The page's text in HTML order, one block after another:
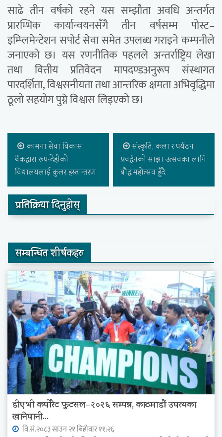
साढे तीन वर्षको रहने यस सम्झौता अवधि अन्तर्गत
प्रारम्भिक कार्यान्वयनसँगै तीन वर्षसम्म पोस्ट–
इम्प्लिमेन्टेशन सपोर्ट सेवा समेत उपलब्ध गराइने कम्पनीले
जनाएको छ। यस रणनीतिक पहलले अन्तर्राष्ट्रिय लेखा
तथा वित्तीय प्रतिवेदन मापदण्डअनुरूप संस्थागत
पारदर्शिता, विश्वसनीयता तथा आन्तरिक क्षमता अभिवृद्धिमा
ठूलो सहयोग पुग्ने विश्वास लिइएको छ।
कामना सेवा विकास
बैंकद्वारा रूपन्देहीको
विद्यालयलाई कुलर हस्तान्तरण
संस्कृति, कला र पर्यटन
प्रवर्द्धनको साझा उत्सवका लागि
बौद्ध महोत्सव हुँदै
प्रतिक्रिया दिनुहोस्
सम्बन्धित शीर्षकहरु
डीएभी कर्पोरेट फुटसल–२०२६ सम्पन्न, काठमाडौं उपत्यका
खानेपानी...
वि.सं.२०८३ साउन २१ बिहीवार ११:२६